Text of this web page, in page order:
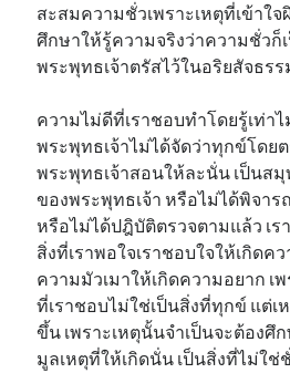
สะสมความชั่วเพราะเหตุที่เข้าใจ
ศึกษาให้รู้ความจริงว่าความชั่วก็
พระพุทธเจ้าตรัสไว้ในอริยสัจธรร
ความไม่ดีที่เราชอบทำโดยรู้เท่า
พระพุทธเจ้าไม่ได้จัดว่าทุกข์โดย
พระพุทธเจ้าสอนให้ละนั่น เป็นสมุ
ของพระพุทธเจ้า หรือไม่ได้พิจา
หรือไม่ได้ปฎิบัติตรวจตามแล้ว เร
สิ่งที่เราพอใจเราชอบใจให้เกิดค
ความมัวเมาให้เกิดความอยาก เ
ที่เราชอบไม่ใช่เป็นสิ่งที่ทุกข์ แต่เ
ขึ้น เพราะเหตุนั้นจำเป็นจะต้องศึ
มูลเหตุที่ให้เกิดนั่น เป็นสิ่งที่ไม่ใช่